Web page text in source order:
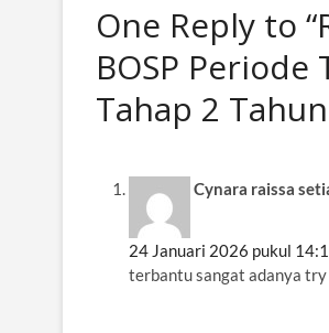
One Reply to
BOSP
Tahap 2
Cynara raissa
24 Januari 2026 pukul
terbantu sangat adanya